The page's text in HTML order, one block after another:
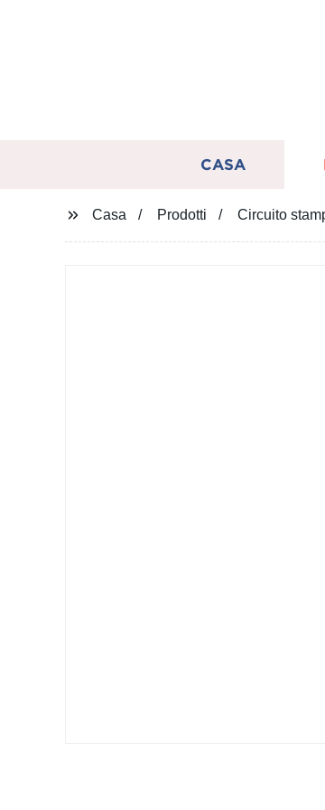
CASA
Casa Prodotti Circuito